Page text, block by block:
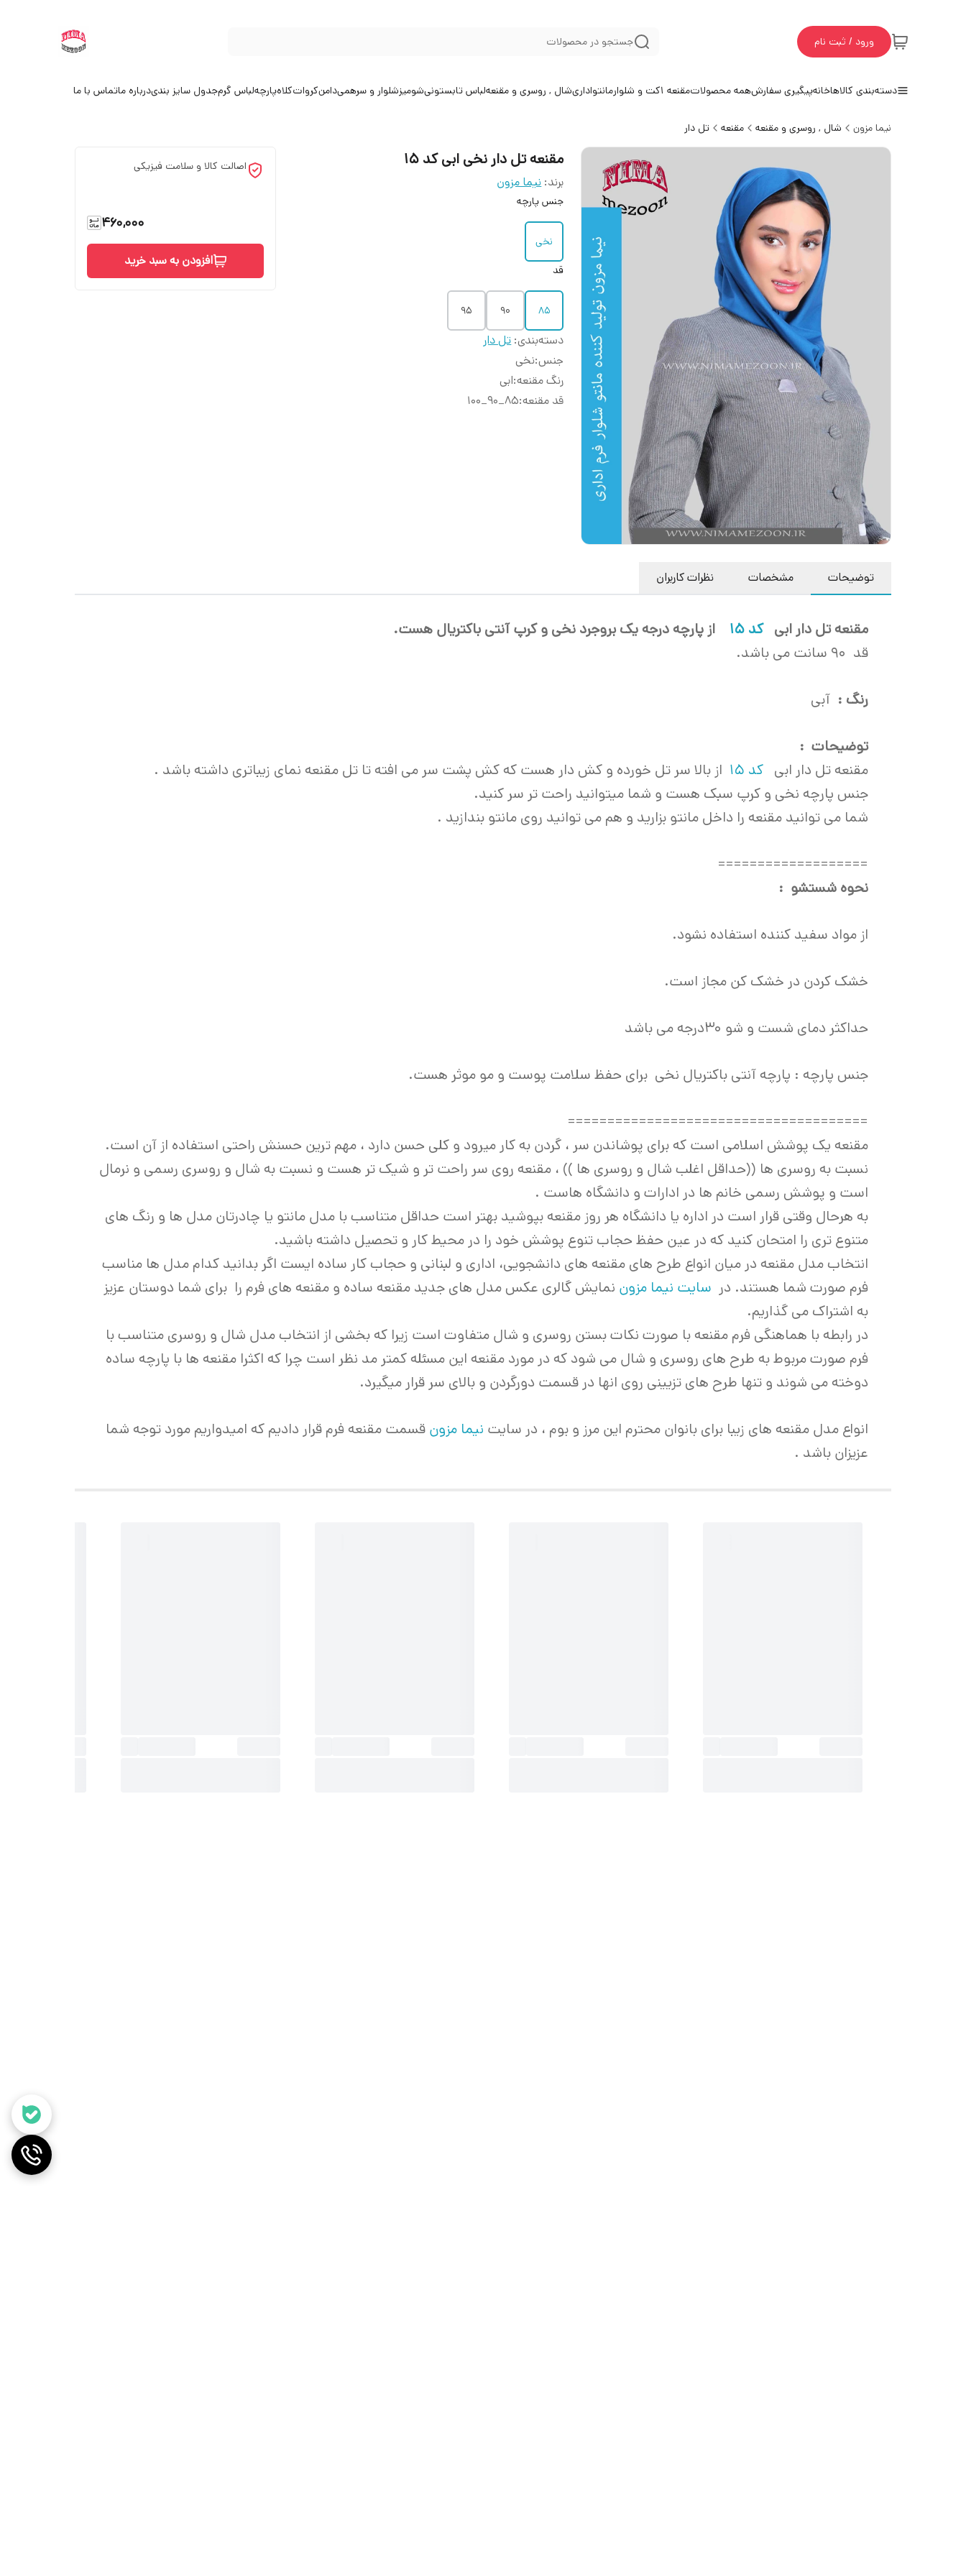
ورود / ثبت نام جستجو در محصولات
دسته‌بندی کالاهاخانهپیگیری سفارشهمه محصولاتمقنعه 1 کت و شلوارمانتواداریشال , روسری و مقنعهلباس تابستونیشومیزشلوار و سرهمیدامنکرواتکلاهپارچهلباس گرمجدول سایز بندیدرباره ماتماس با ما
نیما مزون شال , روسری و مقنعه مقنعه تل دار
مقنعه تل دار نخی ابی کد 15
برند: نیما مزون
جنس پارچه
نخی
قد
۸۵ ۹۰ 95
دسته‌بندی:تل دار
جنس:نخی
رنگ مقنعه:ابی
قد مقنعه:۸۵_۹۰_۱۰۰
اصالت کالا و سلامت فیزیکی
460,000
افزودن به سبد خرید
توضیحات مشخصات نظرات کاربران
مقنعه تل دار ابیکد 15
از پارچه درجه یک بروجرد نخی و کرپ آنتی باکتریال هست.
قد 90 سانت می باشد.
رنگ : آبی
توضیحات :
مقنعه تل دار ابی کد 15
از بالا سر تل خورده و کش دار هست که کش پشت سر می افته تا تل مقنعه نمای زیباتری داشته باشد .
جنس پارچه نخی و کرپ سبک هست و شما میتوانید راحت تر سر کنید.
شما می توانید مقنعه را داخل مانتو بزارید و هم می توانید روی مانتو بندازید .
===================
نحوه شستشو :
از مواد سفید کننده استفاده نشود.
خشک کردن در خشک کن مجاز است.
حداکثر دمای شست و شو ۳۰درجه می باشد
جنس پارچه : پارچه آنتی باکتریال نخی برای حفظ سلامت پوست و مو موثر هست.
======================================
مقنعه یک پوشش اسلامی است که برای پوشاندن سر ، گردن به کار میرود و کلی حسن دارد ، مهم ترین حسنش راحتی استفاده از آن است.
نسبت به روسری ها ((حداقل اغلب شال و روسری ها )) ، مقنعه روی سر راحت تر و شیک تر هست و نسبت به شال و روسری رسمی و نرمال
است و پوشش رسمی خانم ها در ادارات و دانشگاه هاست .
به هرحال وقتی قرار است در اداره یا دانشگاه هر روز مقنعه بپوشید بهتر است حداقل متناسب با مدل مانتو یا چادرتان مدل ها و رنگ های
متنوع تری را امتحان کنید که در عین حفظ حجاب تنوع پوشش خود را در محیط کار و تحصیل داشته باشید.
انتخاب مدل مقنعه در میان انواع طرح های مقنعه های دانشجویی، اداری و لبنانی و حجاب کار ساده ایست اگر بدانید کدام مدل ها مناسب
فرم صورت شما هستند. در سایت نیما مزون نمایش گالری عکس مدل های جدید مقنعه ساده و مقنعه های فرم را برای شما دوستان عزیز
به اشتراک می گذاریم.
در رابطه با هماهنگی فرم مقنعه با صورت نکات بستن روسری و شال متفاوت است زیرا که بخشی از انتخاب مدل شال و روسری متناسب با
فرم صورت مربوط به طرح های روسری و شال می شود که در مورد مقنعه این مسئله کمتر مد نظر است چرا که اکثرا مقنعه ها با پارچه ساده
دوخته می شوند و تنها طرح های تزیینی روی انها در قسمت دورگردن و بالای سر قرار میگیرد.
انواع مدل مقنعه های زیبا برای بانوان محترم این مرز و بوم ، در سایت نیما مزون قسمت مقنعه فرم قرار دادیم که امیدواریم مورد توجه شما
عزیزان باشد .